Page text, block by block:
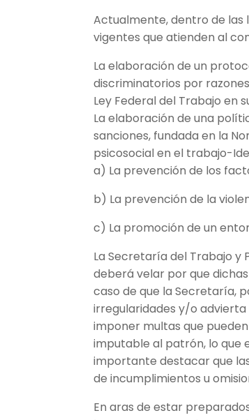
Actualmente, dentro de las
vigentes que atienden al
La elaboración de un
discriminatorios por
Ley Federal del Trabajo en
La elaboración de una
sanciones, fundada en la
psicosocial en el trabajo-
a) La prevención de los
b) La prevención de la
c) La promoción de un
La Secretaría del Trabajo y
deberá velar por que
caso de que la Secretaría,
irregularidades y/o
imponer multas que
imputable al patrón, lo que
importante destacar que
de incumplimientos u
En aras de estar